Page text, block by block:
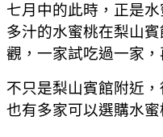
七月中的此時，正是
多汁的水蜜桃在梨山
觀，一家試吃過一家
不只是梨山賓館附近
也有多家可以選購水蜜